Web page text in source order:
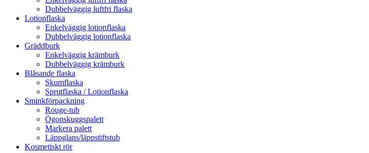
Dubbelväggig luftfri flaska
Lotionflaska
Enkelväggig lotionflaska
Dubbelväggig lotionflaska
Gräddburk
Enkelväggig krämburk
Dubbelväggig krämburk
Blåsande flaska
Skumflaska
Sprutflaska / Lotionflaska
Sminkförpackning
Rouge-tub
Ögonskuggspalett
Markera palett
Läppglans/läppstiftstub
Kosmetiskt rör